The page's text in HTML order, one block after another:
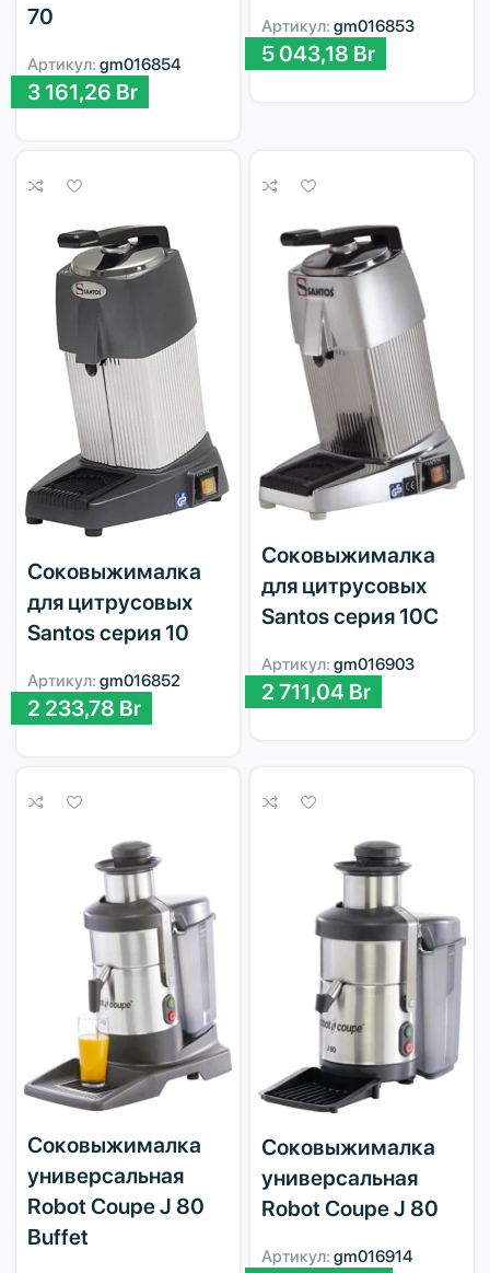
70
Артикул: gm016854
3 161,26 Br
Артикул: gm016853
5 043,18 Br
Соковыжималка
для цитрусовых
Santos серия 10
Артикул: gm016852
2 233,78 Br
Соковыжималка
для цитрусовых
Santos серия 10C
Артикул: gm016903
2 711,04 Br
Соковыжималка
универсальная
Robot Coupe J 80
Buffet
Соковыжималка
универсальная
Robot Coupe J 80
Артикул: gm016914